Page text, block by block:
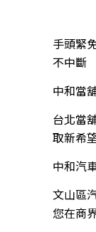
手頭緊
不中斷
中和當
台北當
取新希
中和汽
文山區
您在商